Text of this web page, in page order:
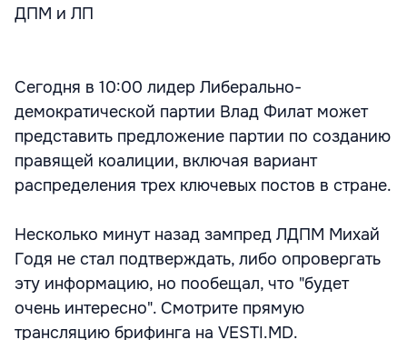
ДПМ и ЛП
Сегодня в 10:00 лидер Либерально-
демократической партии Влад Филат может
представить предложение партии по созданию
правящей коалиции, включая вариант
распределения трех ключевых постов в стране.
Несколько минут назад зампред ЛДПМ Михай
Годя не стал подтверждать, либо опровергать
эту информацию, но пообещал, что "будет
очень интересно". Смотрите прямую
трансляцию брифинга на VESTI.MD.